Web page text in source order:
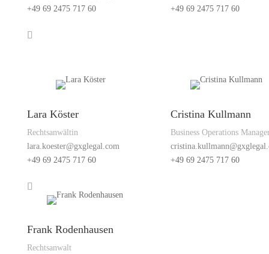
+49 69 2475 717 60
+49 69 2475 717 60
Lara Köster
Rechtsanwältin
lara.koester@gxglegal.com
+49 69 2475 717 60
Cristina Kullmann
Business Operations
+49 69 2475 717 60
Frank Rodenhausen
Rechtsanwalt